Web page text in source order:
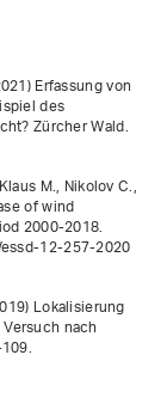
Erfassung von
des
Zürcher Wald.
M., Nikolov C.,
of wind
2000-2018.
12-257-2020
Lokalisierung
nach